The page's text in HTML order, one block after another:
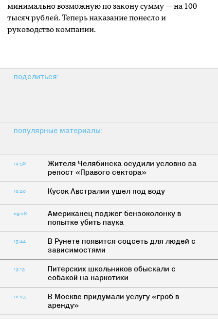
минимально возможную по закону сумму — на 100
тысяч рублей. Теперь наказание понесло и
руководство компании.
поделиться:
популярные материалы:
14:58
Жителя Челябинска осудили условно за
репост «Правого сектора»
10:20 Кусок Австралии ушел под воду
09:28
Американец поджег бензоколонку в
попытке убить паука
13:44
В Рунете появится соцсеть для людей с
зависимостями
13:13
Питерских школьников обыскали с
собакой на наркотики
12:23
В Москве придумали услугу «гроб в
аренду»